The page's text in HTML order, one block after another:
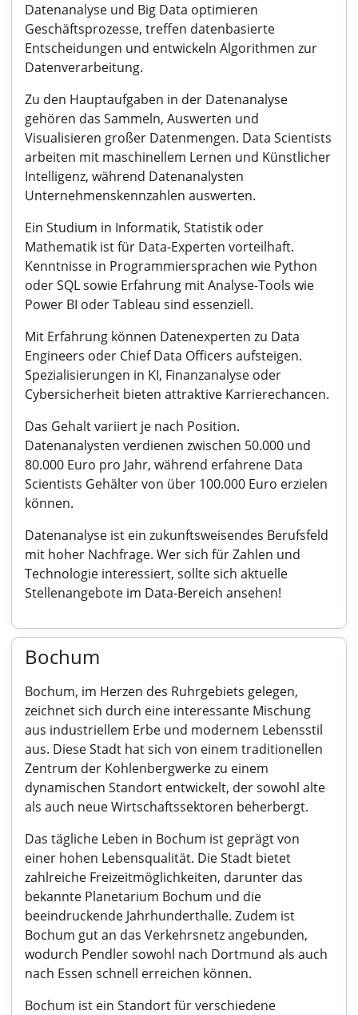
Datenanalyse und Big Data optimieren
Geschäftsprozesse, treffen datenbasierte
Entscheidungen und entwickeln Algorithmen zur
Datenverarbeitung.
Zu den Hauptaufgaben in der Datenanalyse
gehören das Sammeln, Auswerten und
Visualisieren großer Datenmengen. Data Scientists
arbeiten mit maschinellem Lernen und Künstlicher
Intelligenz, während Datenanalysten
Unternehmenskennzahlen auswerten.
Ein Studium in Informatik, Statistik oder
Mathematik ist für Data-Experten vorteilhaft.
Kenntnisse in Programmiersprachen wie Python
oder SQL sowie Erfahrung mit Analyse-Tools wie
Power BI oder Tableau sind essenziell.
Mit Erfahrung können Datenexperten zu Data
Engineers oder Chief Data Officers aufsteigen.
Spezialisierungen in KI, Finanzanalyse oder
Cybersicherheit bieten attraktive Karrierechancen.
Das Gehalt variiert je nach Position.
Datenanalysten verdienen zwischen 50.000 und
80.000 Euro pro Jahr, während erfahrene Data
Scientists Gehälter von über 100.000 Euro erzielen
können.
Datenanalyse ist ein zukunftsweisendes Berufsfeld
mit hoher Nachfrage. Wer sich für Zahlen und
Technologie interessiert, sollte sich aktuelle
Stellenangebote im Data-Bereich ansehen!
Bochum
Bochum, im Herzen des Ruhrgebiets gelegen,
zeichnet sich durch eine interessante Mischung
aus industriellem Erbe und modernem Lebensstil
aus. Diese Stadt hat sich von einem traditionellen
Zentrum der Kohlenbergwerke zu einem
dynamischen Standort entwickelt, der sowohl alte
als auch neue Wirtschaftssektoren beherbergt.
Das tägliche Leben in Bochum ist geprägt von
einer hohen Lebensqualität. Die Stadt bietet
zahlreiche Freizeitmöglichkeiten, darunter das
bekannte Planetarium Bochum und die
beeindruckende Jahrhunderthalle. Zudem ist
Bochum gut an das Verkehrsnetz angebunden,
wodurch Pendler sowohl nach Dortmund als auch
nach Essen schnell erreichen können.
Bochum ist ein Standort für verschiedene